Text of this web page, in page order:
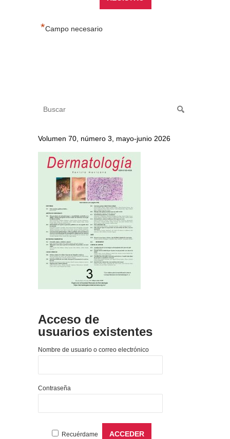
*Campo necesario
Volumen 70, número 3, mayo-junio 2026
Acceso de
usuarios existentes
Nombre de usuario o correo electrónico
Contraseña
Recuérdame